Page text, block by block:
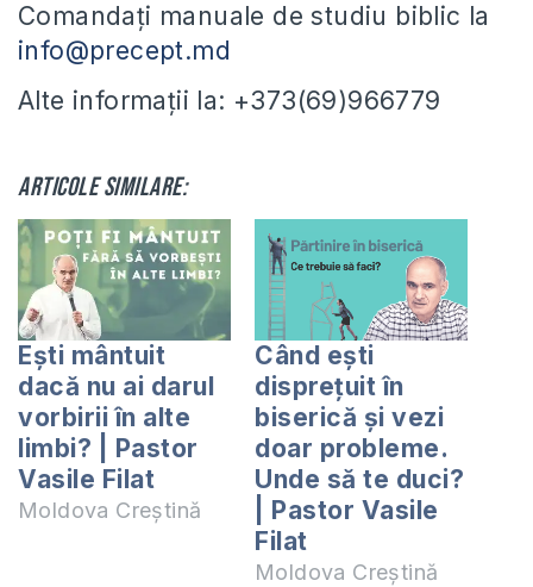
Comandați manuale de studiu biblic la
info@precept.md
Alte informații la: +373(69)966779
Articole similare:
Ești mântuit
dacă nu ai darul
vorbirii în alte
limbi? | Pastor
Vasile Filat
Moldova Creștină
Când ești
disprețuit în
biserică și vezi
doar probleme.
Unde să te duci?
| Pastor Vasile
Filat
Moldova Creștină